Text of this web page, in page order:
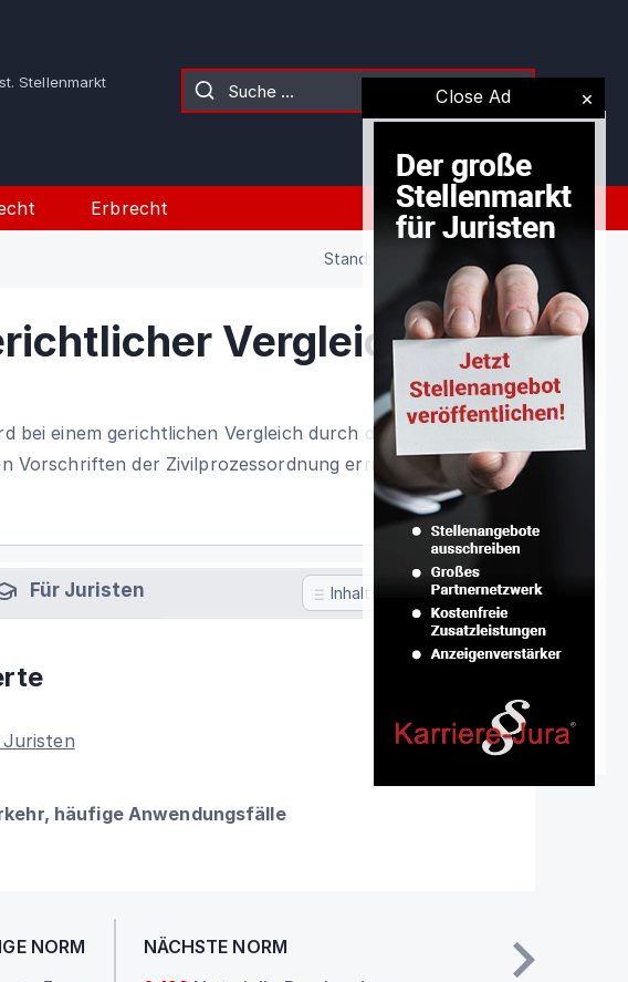
Stellenmarkt
Erbrecht
Stand: 02.08.2026 (Gesetz)
Close Ad
Vergleich
bei einem gerichtlichen Vergleich durch die Aufnahme
Vorschriften der Zivilprozessordnung errichtetes
Für Juristen Inhaltsverzeichnis
häufige Anwendungsfälle
NORM
NÄCHSTE NORM